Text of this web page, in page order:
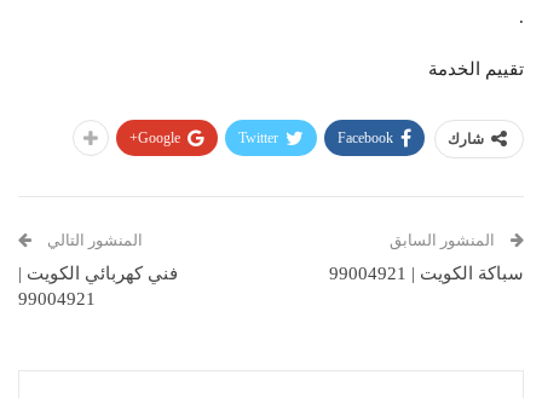
.
تقييم الخدمة
شارك Facebook
Twitter
Google+
المنشور السابق
سباكة الكويت | 99004921
المنشور التالي
فني كهربائي الكويت |
99004921